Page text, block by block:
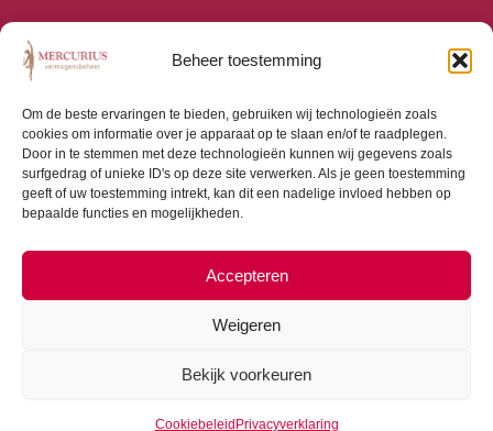
Beheer toestemming
Om de beste ervaringen te bieden, gebruiken wij technologieën zoals
cookies om informatie over je apparaat op te slaan en/of te raadplegen.
Door in te stemmen met deze technologieën kunnen wij gegevens zoals
surfgedrag of unieke ID's op deze site verwerken. Als je geen toestemming
geeft of uw toestemming intrekt, kan dit een nadelige invloed hebben op
bepaalde functies en mogelijkheden.
Accepteren
Weigeren
Bekijk voorkeuren
Cookiebeleid Privacyverklaring
Algemene Voorwaarden
Privacyverklaring
Cookiebeleid (EU)
Consumentenbrief
Beleggingsbeleid
Copyright © 2026 Mercurius Vermogensbeheer |